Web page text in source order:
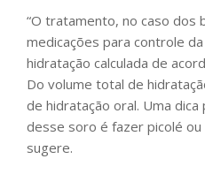
“O tratamento, no caso dos
medicações para controle
hidratação calculada de
Do volume total de
de hidratação oral. Uma
desse soro é fazer picolé ou
sugere.